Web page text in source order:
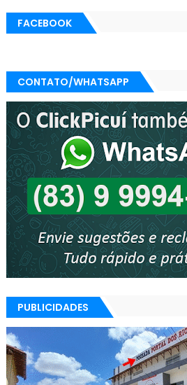
FACEBOOK
CONTATO/WHATSAPP
PUBLICIDADES